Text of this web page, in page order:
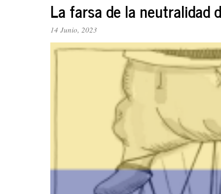
al
La farsa de la neutralidad
14 Junio, 2023